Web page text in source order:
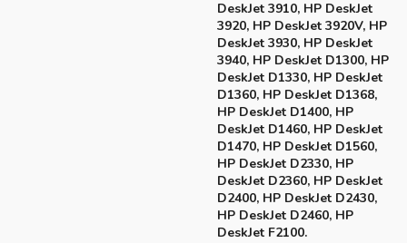
DeskJet 3910, HP DeskJet
3920, HP DeskJet 3920V, HP
DeskJet 3930, HP DeskJet
3940, HP DeskJet D1300, HP
DeskJet D1330, HP DeskJet
D1360, HP DeskJet D1368,
HP DeskJet D1400, HP
DeskJet D1460, HP DeskJet
D1470, HP DeskJet D1560,
HP DeskJet D2330, HP
DeskJet D2360, HP DeskJet
D2400, HP DeskJet D2430,
HP DeskJet D2460, HP
DeskJet F2100.